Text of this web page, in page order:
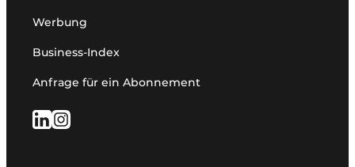
Werbung
Business-Index
Anfrage für ein Abonnement